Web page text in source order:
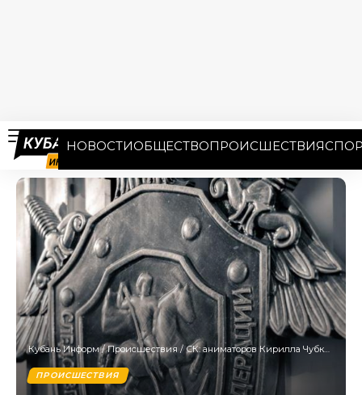
НОВОСТИОБЩЕСТВОПРОИСШЕСТВИЯ
Кубань Информ/Происшествия /СК: аниматоров Кирилла Чубко и Татьяну Мостыко из Усть-Лабинска убили
ПРОИСШЕСТВИЯ